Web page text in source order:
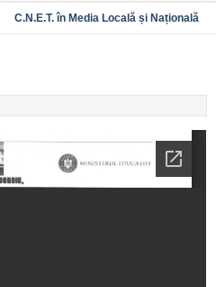
C.N.E.T. în Media Locală și Națională